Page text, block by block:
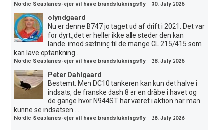
Nordic Seaplanes-ejer vil have brandslukningsfly ·30. July 2026
olyndgaard
Nu er denne B747 jo taget ud af drift i 2021. Det var
for dyrt,,det er heller ikke alle steder den kan
lande..imod sætning til de mange CL 215/415 som
kan lave optankning...
Nordic Seaplanes-ejer vil have brandslukningsfly · 28. July 2026
Peter Dahlgaard
Bestemt. Men DC10 tankeren kan kun det halve i
indsats, de franske dash 8 er en dråbe i havet og
de gange hvor N944ST har været i aktion har man
kunne se indsatsen....
Nordic Seaplanes-ejer vil have brandslukningsfly · 28. July 2026